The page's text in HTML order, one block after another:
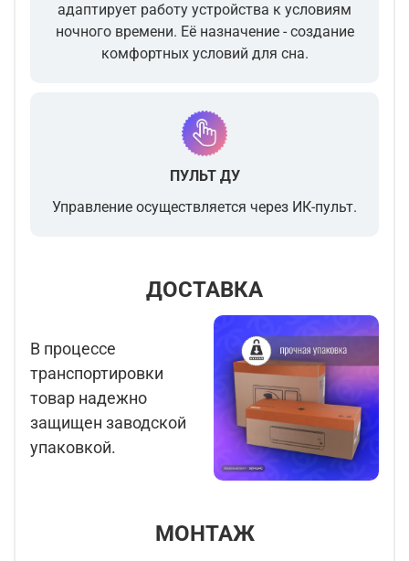
адаптирует работу устройства к условиям
ночного времени. Её назначение - создание
комфортных условий для сна.
ПУЛЬТ ДУ
Управление осуществляется через ИК-пульт.
ДОСТАВКА
В процессе
транспортировки
товар надежно
защищен заводской
упаковкой.
МОНТАЖ